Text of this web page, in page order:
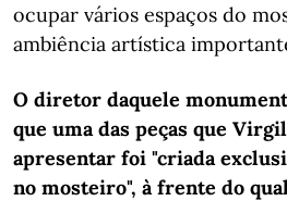
ocupar vários espaços do
ambiência artística
O diretor daquele
que uma das peças que
apresentar foi "criada
no mosteiro", à frente do